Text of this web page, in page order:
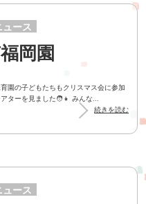
ュース
岡園
園の子どもたちもクリスマス会に参加
ターを見ました🧑👧 みんな...
続きを読む
ュース